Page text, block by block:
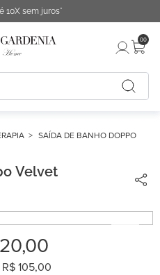
10X sem juros*
00
SAÍDA DE BANHO DOPPO
Velvet
,00
R$ 105,00
1º
fronha
4º
capa duvet